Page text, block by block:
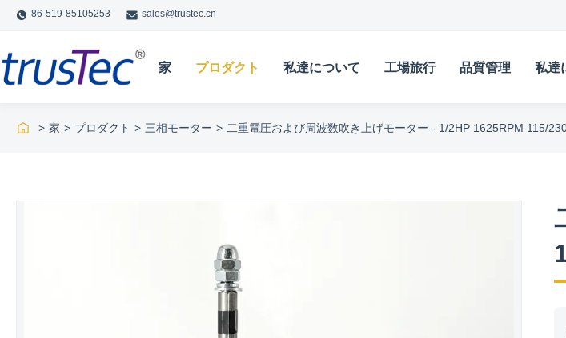
86-519-85105253 sales@trustec.cn
家 プロダクト 私達について 工場旅行 品質管理 私達
> 家 > プロダクト > 三相モーター > 二重電圧および周波数吹き上げモーター - 1/2HP 1625RPM 115/